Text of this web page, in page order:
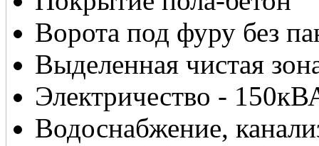
Ворота под фуру без
Выделенная чистая
Электричество -
Водоснабжение,